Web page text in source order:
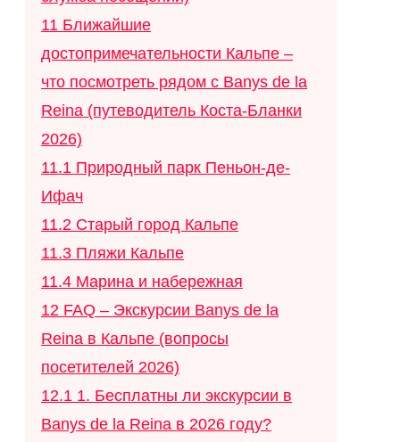
11 Ближайшие
достопримечательности Кальпе –
что посмотреть рядом с Banys de la
Reina (путеводитель Коста-Бланки
2026)
11.1 Природный парк Пеньон-де-
Ифач
11.2 Старый город Кальпе
11.3 Пляжи Кальпе
11.4 Марина и набережная
12 FAQ – Экскурсии Banys de la
Reina в Кальпе (вопросы
посетителей 2026)
12.1 1. Бесплатны ли экскурсии в
Banys de la Reina в 2026 году?